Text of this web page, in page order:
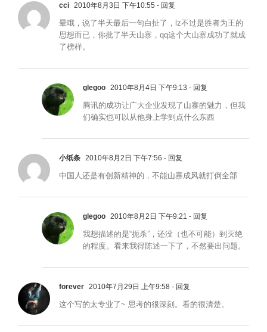
cci 2010年8月3日 下午10:55 - 回复
晕哦，说了半天最后一句白扯了，lz不过是胜者为王的
思想而已，你批了半天山寨，qq这个大山寨成功了就成
了榜样。
glegoo 2010年8月4日 下午9:13 - 回复
腾讯的成功让广大企业发现了山寨的魅力，但我
们确实也可以从他身上学到点什么东西
小纸条 2010年8月2日 下午7:56 - 回复
中国人还是有创新精神的，不能山寨成风就打倒全部
glegoo 2010年8月2日 下午9:21 - 回复
我想描述的是“扼杀”，还没（也不可能）到灭绝
的程度。看来我得陈述一下了，不然要出问题。
forever 2010年7月29日 上午9:58 - 回复
这个写的太专业了~ 思考的很深刻。看的很清楚。